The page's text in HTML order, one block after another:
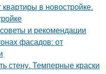
в новостройке.
и рекомендации
фасадов: от
стену. Темперные краски